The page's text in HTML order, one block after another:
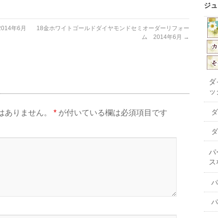
年6月
18金ホワイトゴールドダイヤモンドセミオーダーリフォー
ム 2014年6月 →
りません。 * が付いている欄は必須項目です
ジ
パ